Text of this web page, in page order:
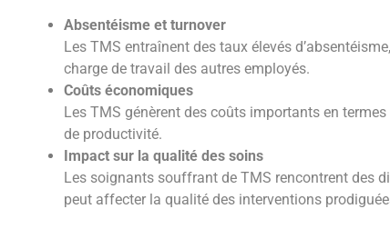
Absentéisme et turnover
Les TMS entraînent des taux élevés
charge de travail des autres employés.
Coûts économiques
Les TMS génèrent des coûts importants en
de productivité.
Impact sur la qualité des soins
Les soignants souffrant de TMS rencontrent des
peut affecter la qualité des interventions